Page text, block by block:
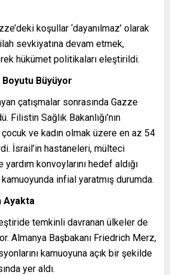
koşullar ‘dayanılmaz’ olarak
sevkiyatına devam etmek,
hükümet politikaları eleştirildi.
Boyutu Büyüyor
çatışmalar sonrasında Gazze
Filistin Sağlık Bakanlığı’nın
ve kadın olmak üzere en az 54
İsrail’in hastaneleri, mülteci
yardım konvoylarını hedef aldığı
kamuoyunda infial yaratmış durumda.
Ayakta
temkinli davranan ülkeler de
Almanya Başbakanı Friedrich Merz,
kamuoyuna açık bir şekilde
yer aldı.